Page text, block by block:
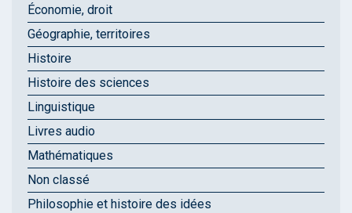
Économie, droit
Géographie, territoires
Histoire
Histoire des sciences
Linguistique
Livres audio
Mathématiques
Non classé
Philosophie et histoire des idées